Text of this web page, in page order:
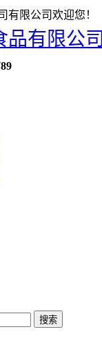
有限公司欢迎您！
品有限公司
搜索